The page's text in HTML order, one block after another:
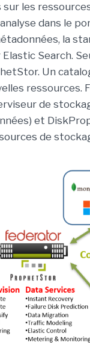
sur les
dans le
la
Search.
Un
ressources.
de
et
de